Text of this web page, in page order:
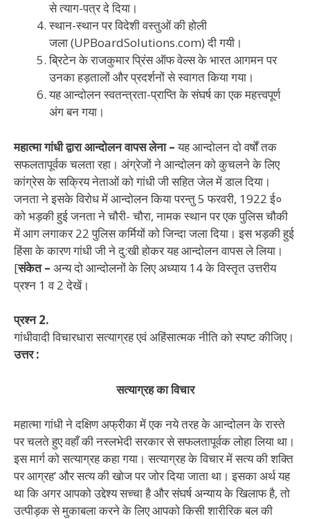
से त्याग-पत्र दे दिया।
स्थान-स्थान पर विदेशी वस्तुओं की होली
जला (UPBoardSolutions.com) दी गयी।
ब्रिटेन के राजकुमार प्रिंस ऑफ वेल्स के भारत आगमन पर
उनका हड़तालों और प्रदर्शनों से स्वागत किया गया।
यह आन्दोलन स्वतन्त्रता-प्राप्ति के संघर्ष का एक महत्त्वपूर्ण
अंग बन गया।
महात्मा गांधी द्वारा आन्दोलन वापस लेना –यह आन्दोलन दो वर्षों तक
सफलतापूर्वक चलता रहा। अंग्रेजों ने आन्दोलन को कुचलने के लिए
कांग्रेस के सक्रिय नेताओं को गांधी जी सहित जेल में डाल दिया।
जनता ने इसके विरोध में आन्दोलन किया परन्तु 5 फरवरी, 1922 ई०
को भड़की हुई जनता ने चौरी- चौरा, नामक स्थान पर एक पुलिस चौकी
में आग लगाकर 22 पुलिस कर्मियों को जिन्दा जला दिया। इस भड़की हुई
हिंसा के कारण गांधी जी ने दु:खी होकर यह आन्दोलन वापस ले लिया।
[संकेत – अन्य दो आन्दोलनों के लिए अध्याय 14 के विस्तृत उत्तरीय
प्रश्न 1 व 2 देखें।
प्रश्न 2.
गांधीवादी विचारधारा सत्याग्रह एवं अहिंसात्मक नीति को स्पष्ट कीजिए।
उत्तर :
सत्याग्रह का विचार
महात्मा गांधी ने दक्षिण अफ्रीका में एक नये तरह के आन्दोलन के रास्ते
पर चलते हुए वहाँ की नस्लभेदी सरकार से सफलतापूर्वक लोहा लिया था।
इस मार्ग को सत्याग्रह कहा गया। सत्याग्रह के विचार में सत्य की शक्ति
पर आग्रह’ और सत्य की खोज पर जोर दिया जाता था। इसका अर्थ यह
था कि अगर आपको उद्देश्य सच्चा है और संघर्ष अन्याय के खिलाफ है, तो
उत्पीड़क से मुकाबला करने के लिए आपको किसी शारीरिक बल की